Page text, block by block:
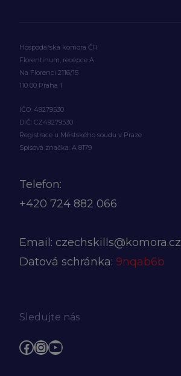
Hospodářská komora ČR
Florentinum, recepce A
Na Florenci 2116/15
110 00 Praha 1
IČO: 49279530
DIČ: CZ49279530
Registrace u Městského soudu v Praze
Spisová značka: A 8179
Telefon:
+420 724 882 066
Email: czechskills@komora.cz
Datová schránka: 9nqab6b
Sledujte nás
Facebook
Instagram
YouTube